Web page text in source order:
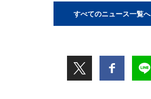
すべてのニュース一覧へ